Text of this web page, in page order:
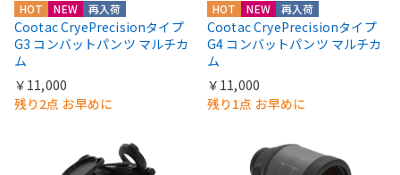
HOT NEW 再入荷
Cootac CryePrecisionタイプ
G3 コンバットパンツ マルチカ
ム
￥11,000
残り2点 お早めに
HOT NEW 再入荷
Cootac CryePrecisionタイプ
G4 コンバットパンツ マルチカ
ム
￥11,000
残り1点 お早めに